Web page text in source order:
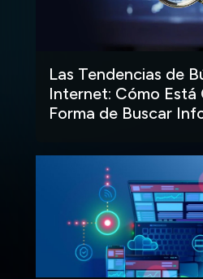
Las Tendencias de
Internet: Cómo Está
Forma de Buscar